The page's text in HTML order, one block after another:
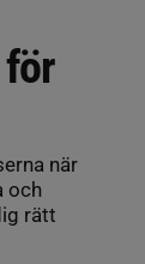
när
och
rätt